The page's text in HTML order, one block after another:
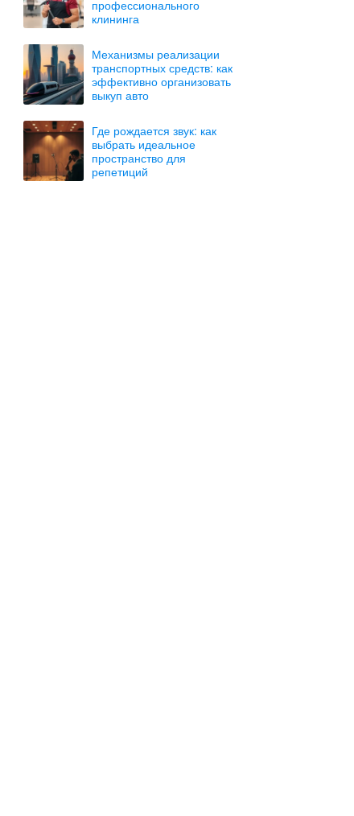
профессионального
клининга
Механизмы реализации
транспортных средств: как
эффективно организовать
выкуп авто
Где рождается звук: как
выбрать идеальное
пространство для
репетиций